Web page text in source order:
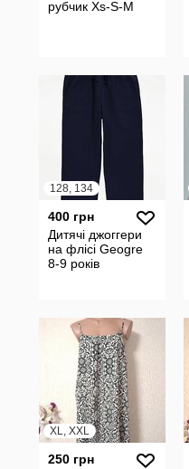
рубчик Xs-S-M
128, 134
400 грн
Дитячі джоггери
на флісі Geogre
8-9 років
XL, XXL
250 грн